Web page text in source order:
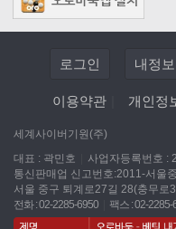
로그인 내정보
이용약관 개인정
세계사이버기원(주)
대표 : 곽민호
사업자등록번호 :
통신판매업 신고번호:2011-서울
서울 중구 퇴계로27길 28(충무로
전화 : 02-2285-6950
팩스 : 02-2285-